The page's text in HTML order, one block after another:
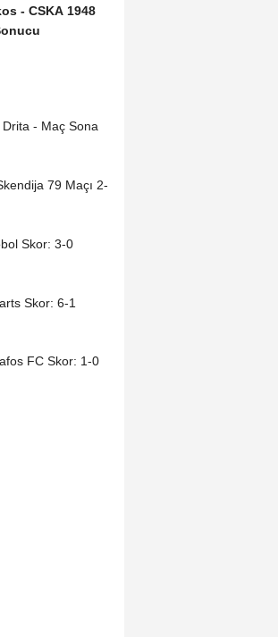
- CSKA 1948
- Maç Sona
79 Maçı 2-
Skor: 3-0
Skor: 6-1
FC Skor: 1-0